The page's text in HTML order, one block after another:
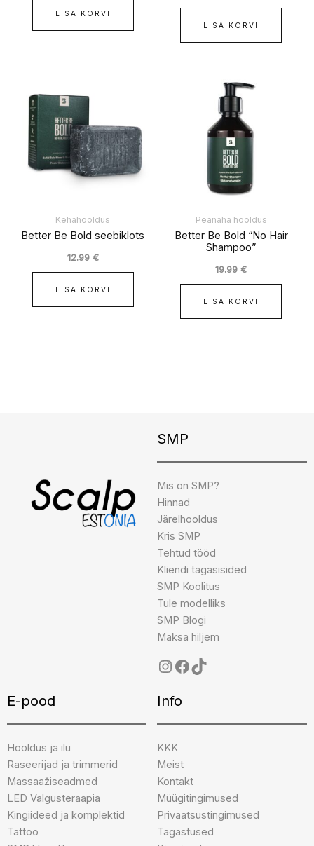
LISA KORVI
LISA KORVI
Kehahooldus
Better Be Bold seebiklots
12.99 €
LISA KORVI
Peanaha hooldus
Better Be Bold “No Hair
Shampoo”
19.99€
LISA KORVI
SMP
Mis on SMP?
Hinnad
Järelhooldus
Kris SMP
Tehtud tööd
Kliendi tagasisided
SMP Koolitus
Tule modelliks
SMP Blogi
Maksa hiljem
Instagram
Facebook
E-pood
Hooldus ja ilu
Raseerijad ja trimmerid
Massaažiseadmed
LED Valgusteraapia
Kingiideed ja komplektid
Tattoo
Info
KKK
Meist
Kontakt
Müügitingimused
Privaatsustingimused
Tagastused